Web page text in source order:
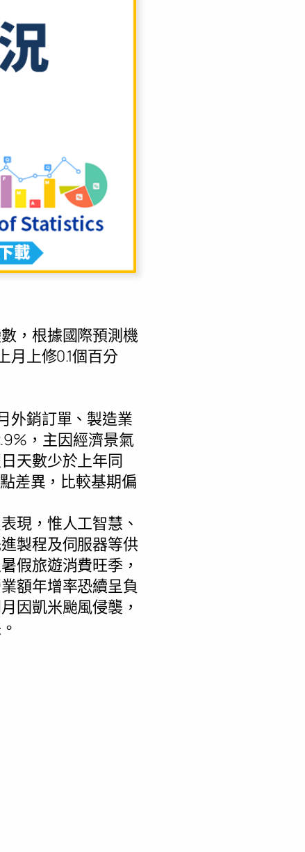
，根據國際預測機
月上修0.1個百分
外銷訂單、製造業
，主因經濟景氣
天數少於上年同
差異，比較基期偏
現，惟人工智慧、
製程及伺服器等供
假旅遊消費旺季，
額年增率恐續呈負
因凱米颱風侵襲，